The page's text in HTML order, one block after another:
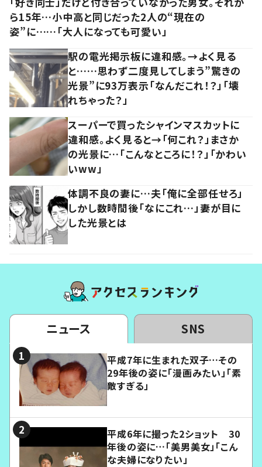
ら15年…小中高と同じだった2人の“現在の
姿”に……「大人になっても可愛い」
駅の電光掲示板に違和感。→よく見る
と……思わず二度見してしまう”驚きの
光景”に93万表示「なんだこれ！？」「壊
れちゃった？」
スーパーで買ったシャインマスカットに
違和感。よく見ると→「何これ？」まさか
の光景に…「こんなところに！？」「かわい
いww」
体調不良の妻に…夫「俺に全部任せろ」
しかし数時間後「なにこれ…」妻が目に
した光景とは
ニュース SNS
平成7年に生まれた双子…その
29年後の姿に「漫画みたい」「素
敵すぎる」
平成6年に撮った2ショット 30
年後の姿に…「美男美女」「こん
な夫婦になりたい」